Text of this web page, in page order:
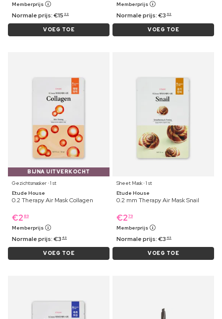
Memberprijs
Normale prijs:€15 99
VOEG TOE
Memberprijs
Normale prijs:€3 49
VOEG TOE
BIJNA UITVERKOCHT
Gezichtsmasker ⋅ 1 st
Etude House
0.2 Therapy Air Mask Collagen
€2 89
Memberprijs
Normale prijs:€3 49
VOEG TOE
Sheet Mask ⋅ 1 st
Etude House
0.2 mm Therapy Air Mask Snail
€2 79
Memberprijs
Normale prijs:€3 49
VOEG TOE